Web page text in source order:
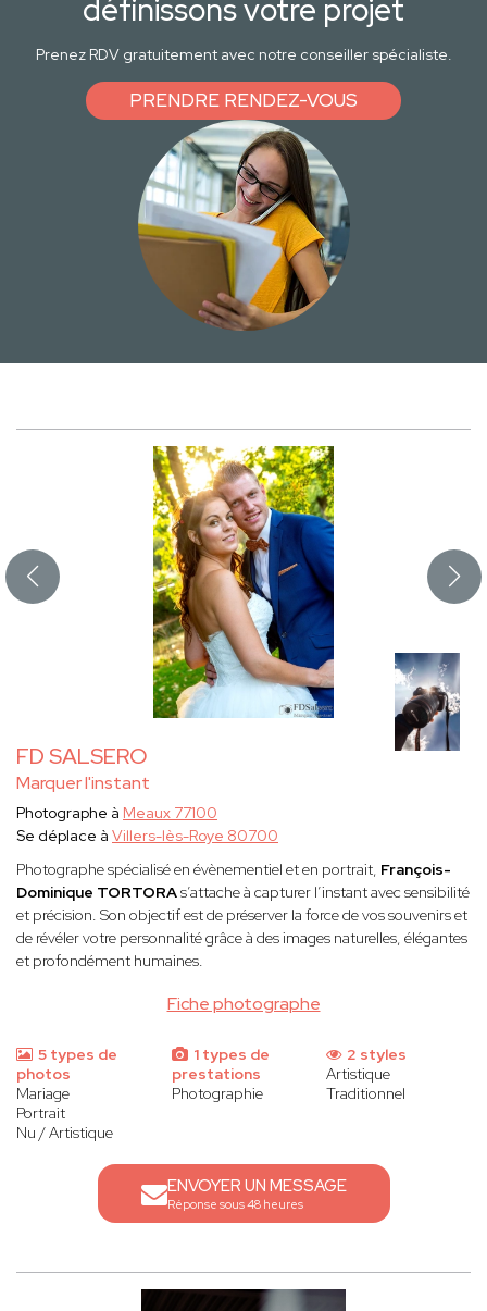
définissons votre projet
Prenez RDV gratuitement avec notre conseiller spécialiste.
PRENDRE RENDEZ-VOUS
FD SALSERO
Marquer l'instant
Fiche photographe
Photographe à Meaux 77100
Se déplace à Villers-lès-Roye 80700
Photographe spécialisé en évènementiel et en portrait, François-
Dominique TORTORAs’attache à capturer l’instant avec sensibilité
et précision. Son objectif est de préserver la force de vos souvenirs et
de révéler votre personnalité grâce à des images naturelles, élégantes
et profondément humaines.
5 types de
photos
Mariage
Portrait
Nu / Artistique
1 types de
prestations
Photographie
2 styles
Artistique
Traditionnel
ENVOYER UN MESSAGE
Réponse sous 48 heures